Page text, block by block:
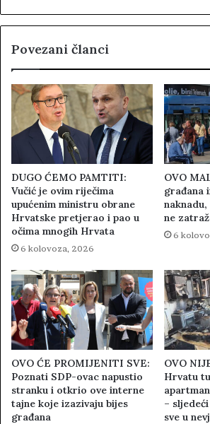
Povezani članci
DUGO ĆEMO PAMTITI:
Vučić je ovim riječima
upućenim ministru obrane
Hrvatske pretjerao i pao u
očima mnogih Hrvata
6 kolovoza, 2026
OVO
građana
ne
6
OVO ĆE PROMIJENITI SVE:
Poznati SDP-ovac napustio
stranku i otkrio ove interne
tajne koje izazivaju bijes
građana
OVO
Hrvatu
–
sve u